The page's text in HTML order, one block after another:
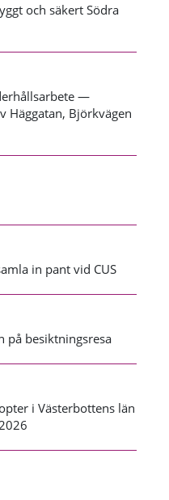
och säkert Södra
—
Häggatan, Björkvägen
in pant vid CUS
på besiktningsresa
i Västerbottens län